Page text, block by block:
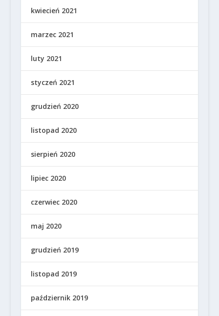
kwiecień 2021
marzec 2021
luty 2021
styczeń 2021
grudzień 2020
listopad 2020
sierpień 2020
lipiec 2020
czerwiec 2020
maj 2020
grudzień 2019
listopad 2019
październik 2019